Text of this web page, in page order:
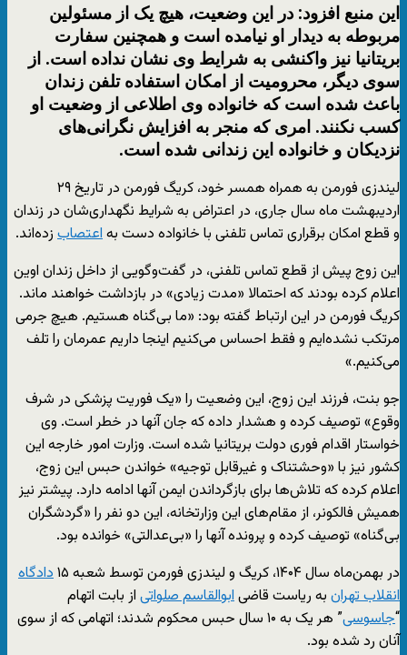
این منبع افزود: در این وضعیت، هیچ یک از مسئولین
مربوطه به دیدار او نیامده است و همچنین سفارت
بریتانیا نیز واکنشی به شرایط وی نشان نداده است. از
سوی دیگر، محرومیت از امکان استفاده تلفن زندان
باعث شده است که خانواده وی اطلاعی از وضعیت او
کسب نکنند. امری که منجر به افزایش نگرانی‌های
نزدیکان و خانواده این زندانی شده است.
لیندزی فورمن به همراه همسر خود، کریگ فورمن در تاریخ ۲۹
اردیبهشت ماه سال جاری، در اعتراض به شرایط نگهداری‌شان در زندان
و قطع امکان برقراری تماس تلفنی با خانواده دست بهاعتصاب زده‌اند.
این زوج پیش از قطع تماس تلفنی، در گفت‌وگویی از داخل زندان اوین
اعلام کرده بودند که احتمالا «مدت زیادی» در بازداشت خواهند ماند.
کریگ فورمن در این ارتباط گفته بود: «ما بی‌گناه هستیم. هیچ جرمی
مرتکب نشده‌ایم و فقط احساس می‌کنیم اینجا داریم عمرمان را تلف
می‌کنیم.»
جو بنت، فرزند این زوج، این وضعیت را «یک فوریت پزشکی در شرف
وقوع» توصیف کرده و هشدار داده که جان آنها در خطر است. وی
خواستار اقدام فوری دولت بریتانیا شده است. وزارت امور خارجه این
کشور نیز با «وحشتناک و غیرقابل توجیه» خواندن حبس این زوج،
اعلام کرده که تلاش‌ها برای بازگرداندن ایمن آنها ادامه دارد. پیشتر نیز
همیش فالکونر، از مقام‌های این وزارتخانه، این دو نفر را «گردشگران
بی‌گناه» توصیف کرده و پرونده آنها را «بی‌عدالتی» خوانده بود.
در بهمن‌ماه سال ۱۴۰۴، کریگ و لیندزی فورمن توسط شعبه ۱۵
دادگاه
انقلاب تهران به ریاست قاضیابوالقاسم صلواتی از بابت اتهام
“جاسوسی
” هر یک به ۱۰ سال حبس محکوم شدند؛ اتهامی که از سوی
آنان رد شده بود.